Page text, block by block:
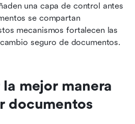
una capa de control antes
se compartan
mecanismos fortalecen las
seguro de documentos.
mejor manera
documentos